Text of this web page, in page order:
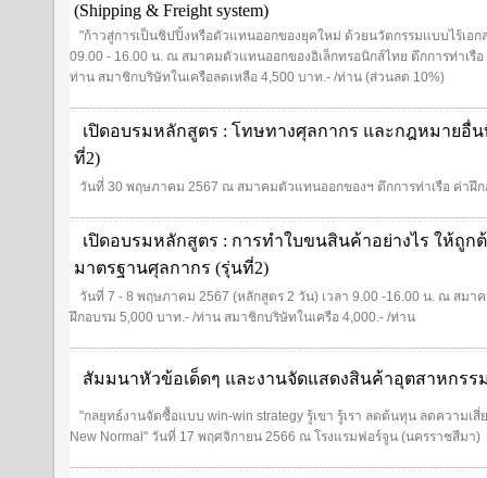
(Shipping & Freight system)
"ก้าวสู่การเป็นชิปปิ้งหรือตัวแทนออกของยุคใหม่ ด้วยนวัตกรรมแบบไร้เอก
09.00 - 16.00 น. ณ สมาคมตัวแทนออกของอิเล็กทรอนิกส์ไทย ตึกการท่าเรื
ท่าน สมาชิกบริษัทในเครือลดเหลือ 4,500 บาท.- /ท่าน (ส่วนลด 10%)
เปิดอบรมหลักสูตร : โทษทางศุลกากร และกฎหมายอื่น
ที่2)
วันที่ 30 พฤษภาคม 2567 ณ สมาคมตัวแทนออกของฯ ตึกการท่าเรือ ค่าฝึ
เปิดอบรมหลักสูตร : การทำใบขนสินค้าอย่างไร ให้ถูก
มาตรฐานศุลกากร (รุ่นที่2)
วันที่ 7 - 8 พฤษภาคม 2567 (หลักสูตร 2 วัน) เวลา 9.00 -16.00 น. ณ สมา
ฝึกอบรม 5,000 บาท.- /ท่าน สมาชิกบริษัทในเครือ 4,000.- /ท่าน
สัมมนาหัวข้อเด็ดๆ และงานจัดแสดงสินค้าอุตสาหกรร
"กลยุทธ์งานจัดซื้อแบบ win-win strategy รู้เขา รู้เรา ลดต้นทุน ลดความเ
New Normal" วันที่ 17 พฤศจิกายน 2566 ณ โรงแรมฟอร์จูน (นครราชสีมา)